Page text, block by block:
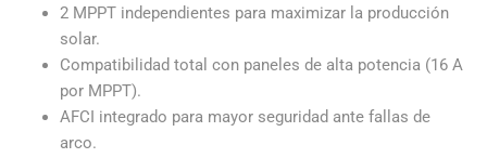
2 MPPT independientes para maximizar la producción
solar.
Compatibilidad total con paneles de alta potencia (16 A
por MPPT).
AFCI integrado para mayor seguridad ante fallas de
arco.